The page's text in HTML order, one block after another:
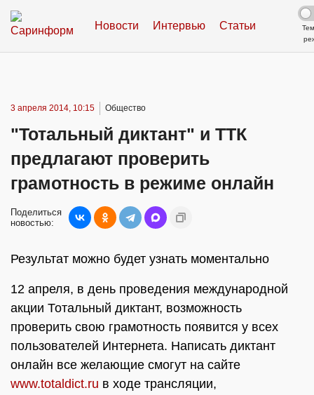
Новости Интервью Статьи
3 апреля 2014, 10:15 Общество
"Тотальный диктант" и ТТК
предлагают проверить
грамотность в режиме онлайн
Поделиться
новостью:
Результат можно будет узнать моментально
12 апреля, в день проведения международной
акции Тотальный диктант, возможность
проверить свою грамотность появится у всех
пользователей Интернета. Написать диктант
онлайн все желающие смогут на сайте
www.totaldict.ru в ходе трансляции,